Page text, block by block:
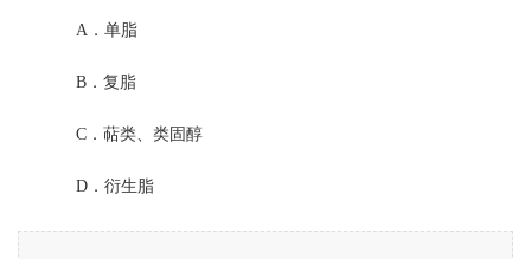
A． 单脂
B． 复脂
C． 萜类、类固醇
D． 衍生脂